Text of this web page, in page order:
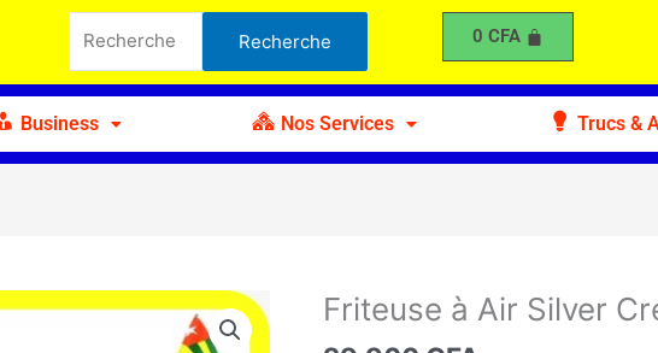
pour :
Recherche 0 CFA
Business Nos Services Trucs &
Friteuse à Air Silver
quantité
Crest
S-
18